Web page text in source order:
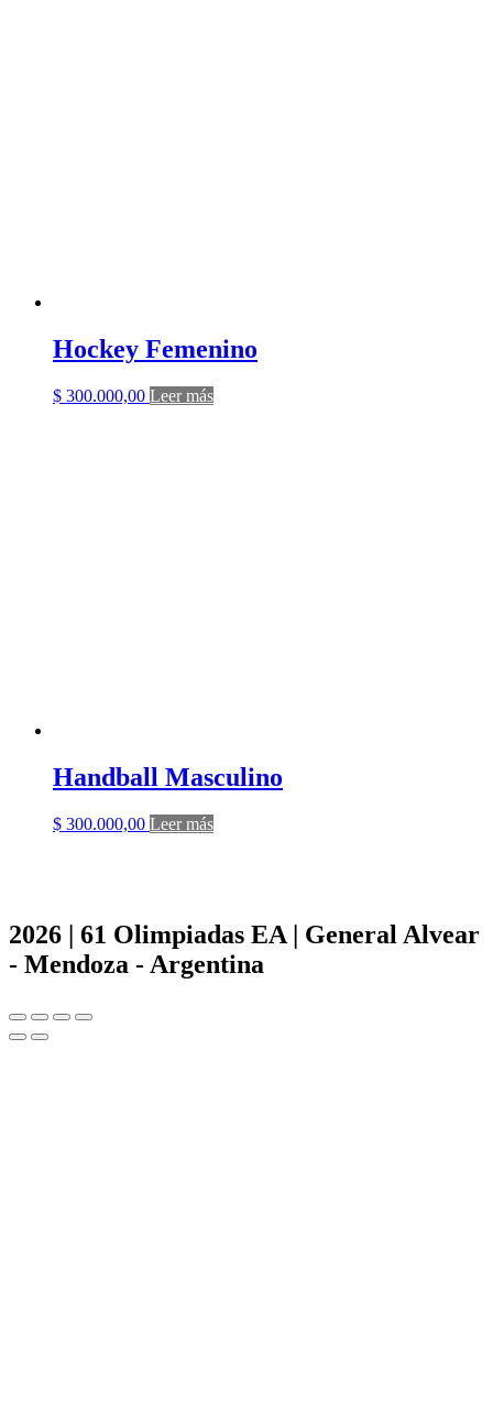
Hockey Femenino
$ 300.000,00 Leer más
Handball Masculino
$ 300.000,00 Leer más
2026 | 61 Olimpiadas EA | General Alvear
- Mendoza - Argentina